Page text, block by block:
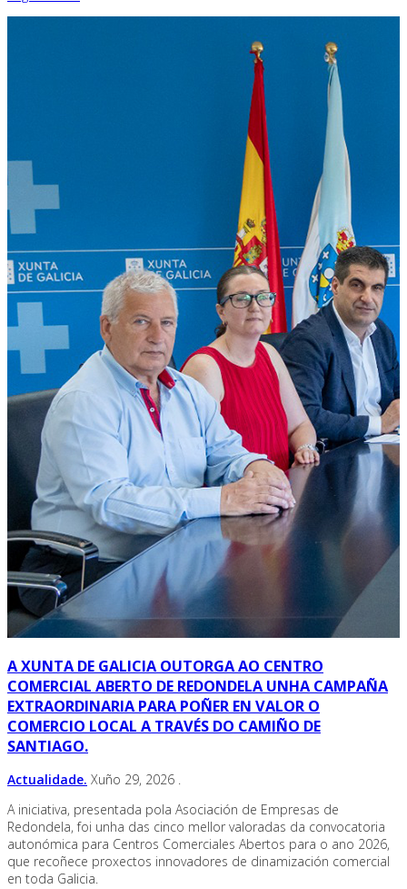
A XUNTA DE GALICIA OUTORGA AO CENTRO
COMERCIAL ABERTO DE REDONDELA UNHA CAMPAÑA
EXTRAORDINARIA PARA POÑER EN VALOR O
COMERCIO LOCAL A TRAVÉS DO CAMIÑO DE
SANTIAGO.
Actualidade. Xuño 29, 2026 .
A iniciativa, presentada pola Asociación de Empresas de
Redondela, foi unha das cinco mellor valoradas da convocatoria
autonómica para Centros Comerciales Abertos para o ano 2026,
que recoñece proxectos innovadores de dinamización comercial
en toda Galicia.